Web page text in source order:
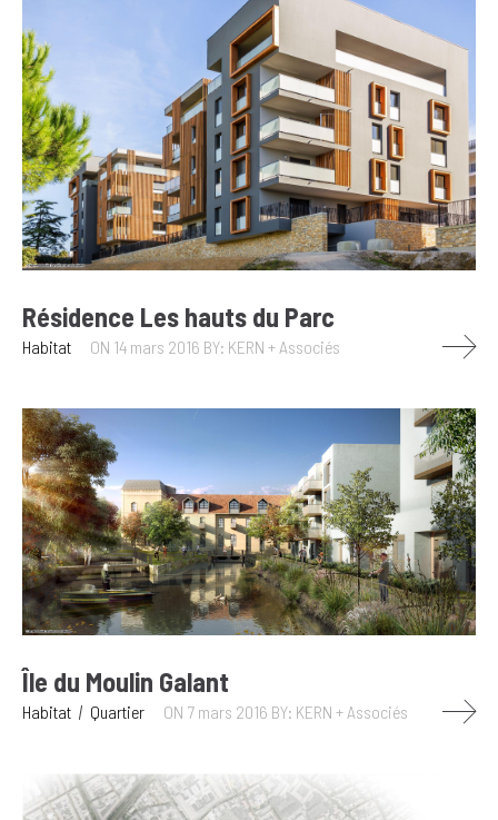
Résidence Les hauts du Parc
Habitat ON 14 mars 2016 BY: KERN + Associés
Île du Moulin Galant
Habitat Quartier ON 7 mars 2016 BY: KERN + Associés